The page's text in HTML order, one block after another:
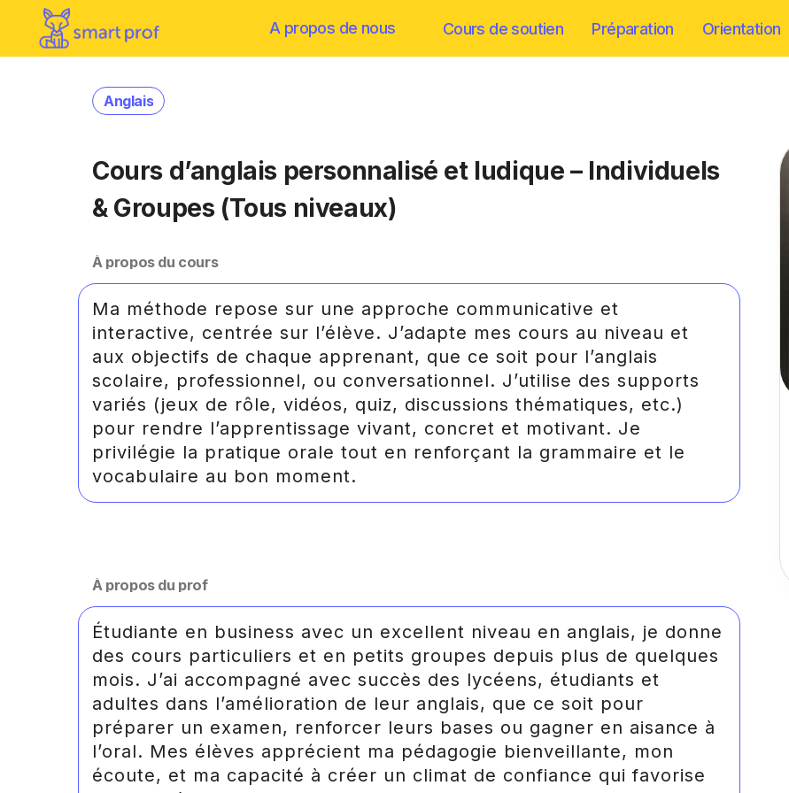
A propos de nous Cours de soutien Préparation Orientation
Anglais
Cours d’anglais personnalisé et ludique – Individuels
& Groupes (Tous niveaux)
À propos du cours
Ma méthode repose sur une approche communicative et
interactive, centrée sur l’élève. J’adapte mes cours au niveau et
aux objectifs de chaque apprenant, que ce soit pour l’anglais
scolaire, professionnel, ou conversationnel. J’utilise des supports
variés (jeux de rôle, vidéos, quiz, discussions thématiques, etc.)
pour rendre l’apprentissage vivant, concret et motivant. Je
privilégie la pratique orale tout en renforçant la grammaire et le
vocabulaire au bon moment.
À propos du prof
Étudiante en business avec un excellent niveau en anglais, je donne
des cours particuliers et en petits groupes depuis plus de quelques
mois. J’ai accompagné avec succès des lycéens, étudiants et
adultes dans l’amélioration de leur anglais, que ce soit pour
préparer un examen, renforcer leurs bases ou gagner en aisance à
l’oral. Mes élèves apprécient ma pédagogie bienveillante, mon
écoute, et ma capacité à créer un climat de confiance qui favorise